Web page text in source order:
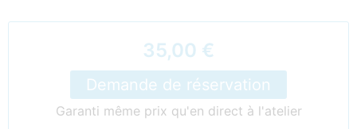
35,00 €
Demande de réservation
Garanti même prix qu'en direct à l'atelier